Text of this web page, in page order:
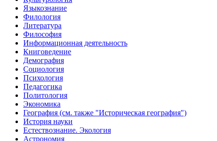
Языкознание
Филология
Литература
Философия
Информационная деятельность
Книговедение
Демография
Социология
Психология
Педагогика
Политология
Экономика
География (см. также "Историческая география")
История науки
Естествознание. Экология
Астрономия